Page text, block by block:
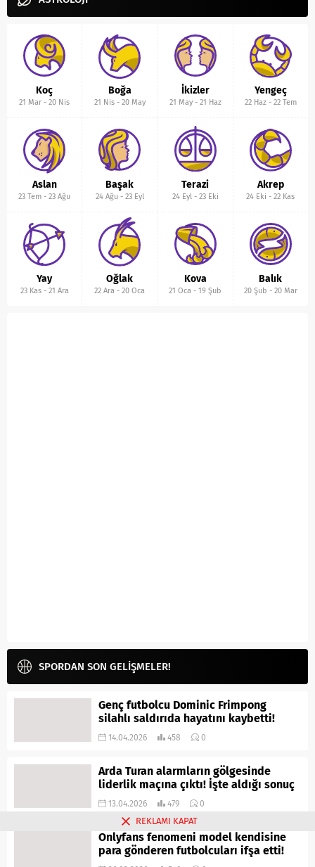
Koç
21 Mar -20 Nis
Boğa
21 Nis- 20 May
İkizler
21 May- 21 Haz
Yengeç
22 Haz- 22 Tem
Aslan
23 Tem -23 Ağu
Başak
24 Ağu- 23 Eyl
Terazi
24 Eyl- 23 Eki
Akrep
24 Eki -22 Kas
Yay
23 Kas- 21 Ara
Oğlak
22 Ara -20 Oca
Kova
21 Oca -19 Şub
Balık
20 Şub - 20 Mar
SPORDAN SON GELİŞMELER!
Genç futbolcu Dominic Frimpong
silahlı saldırıda hayatını kaybetti!
14.04.2026 458 0
Arda Turan alarmların gölgesinde
liderlik maçına çıktı! İşte aldığı sonuç
13.04.2026 479 0
Onlyfans fenomeni model kendisine
para gönderen futbolcuları ifşa etti!
REKLAMI KAPAT